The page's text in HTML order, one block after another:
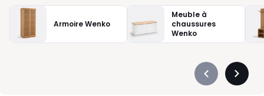
Armoire Wenko
Meuble à
chaussures
Wenko
Précédent